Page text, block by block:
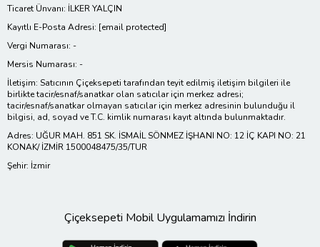
Ticaret Ünvanı: İLKER YALÇIN
Kayıtlı E-Posta Adresi: [email protected]
Vergi Numarası: -
Mersis Numarası: -
İletişim: Satıcının Çiçeksepeti tarafından teyit edilmiş iletişim bilgileri ile
birlikte tacir/esnaf/sanatkar olan satıcılar için merkez adresi;
tacir/esnaf/sanatkar olmayan satıcılar için merkez adresinin bulunduğu il
bilgisi, ad, soyad ve T.C. kimlik numarası kayıt altında bulunmaktadır.
Adres: UĞUR MAH. 851 SK. İSMAİL SÖNMEZ İŞHANI NO: 12 İÇ KAPI NO: 21
KONAK/ İZMİR 1500048475/35/TUR
Şehir: İzmir
Çiçeksepeti Mobil Uygulamamızı İndirin